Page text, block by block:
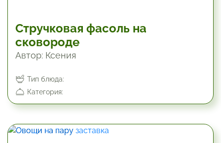
Стручковая фасоль на
сковороде
Автор: Ксения
Тип блюда:
Категория: